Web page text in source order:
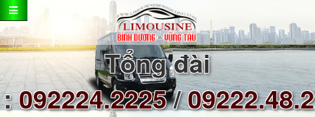
Tổng đài
:092224.2225/